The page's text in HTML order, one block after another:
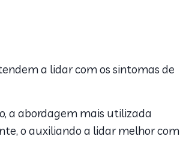
a lidar com os sintomas de
a abordagem mais utilizada
o auxiliando a lidar melhor com